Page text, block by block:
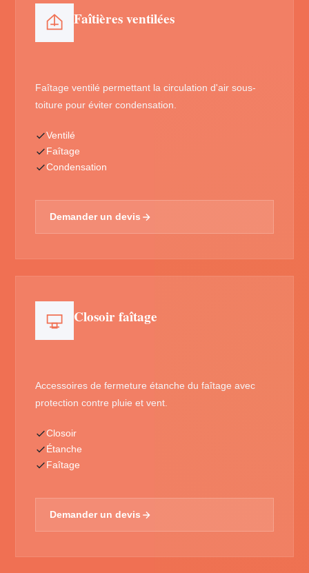
Faîtières ventilées
Faîtage ventilé permettant la circulation d'air sous-
toiture pour éviter condensation.
Ventilé
Faîtage
Condensation
Demander un devis
Closoir faîtage
Accessoires de fermeture étanche du faîtage avec
protection contre pluie et vent.
Closoir
Étanche
Faîtage
Demander un devis